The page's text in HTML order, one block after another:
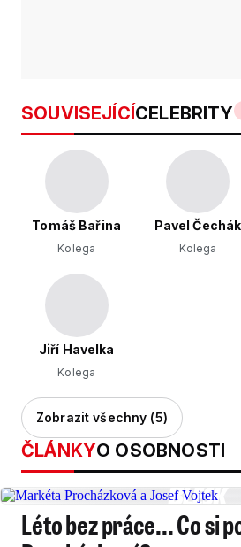
SOUVISEJÍCÍCELEBRITY
Tomáš Bařina
Kolega
Pavel Čechák
Kolega
Jiří Havelka
Kolega
Zobrazit všechny (5)
ČLÁNKYO OSOBNOSTI
Léto bez práce... Co si